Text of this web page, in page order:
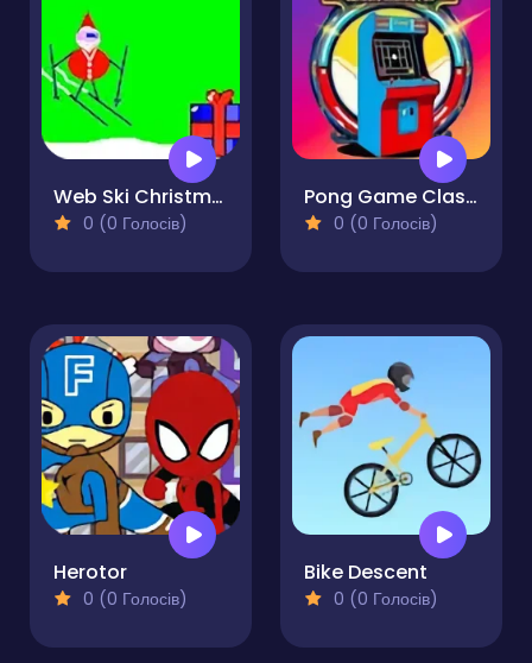
Web Ski Christmas
0 (0 Голосів)
Pong Game Classic Arcade Fun!
0 (0 Голосів)
Herotor
0 (0 Голосів)
Bike Descent
0 (0 Голосів)